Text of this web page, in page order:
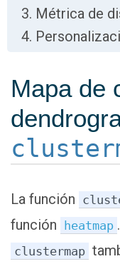
Métrica de
Mapa de
La función
función
heatmap
clustermap